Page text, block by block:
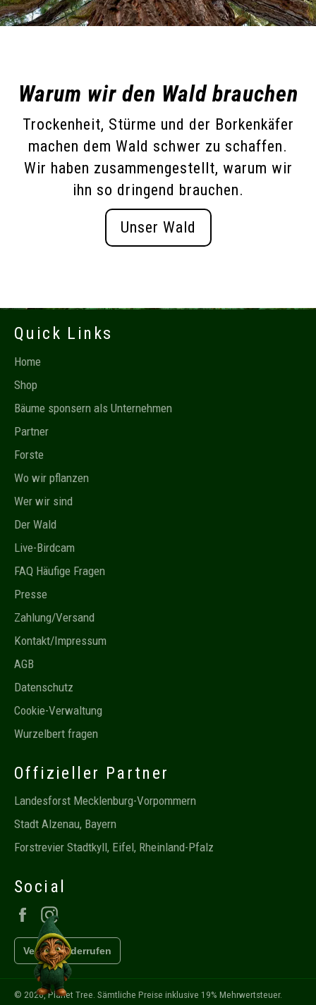
Warum wir den Wald brauchen
Trockenheit, Stürme und der Borkenkäfer
machen dem Wald schwer zu schaffen.
Wir haben zusammengestellt, warum wir
ihn so dringend brauchen.
Unser Wald
Quick Links
Home
Shop
Bäume sponsern als Unternehmen
Partner
Forste
Wo wir pflanzen
Wer wir sind
Der Wald
Live-Birdcam
FAQ Häufige Fragen
Presse
Zahlung/Versand
Kontakt/Impressum
AGB
Datenschutz
Cookie-Verwaltung
Wurzelbert fragen
Offizieller Partner
Landesforst Mecklenburg-Vorpommern
Stadt Alzenau, Bayern
Forstrevier Stadtkyll, Eifel, Rheinland-Pfalz
Social
Facebook
Vertrag widerrufen
© 2026,Planet Tree. Sämtliche Preise inklusive 19% Mehrwertsteuer.
Chat mit Wurzelbert öffnen